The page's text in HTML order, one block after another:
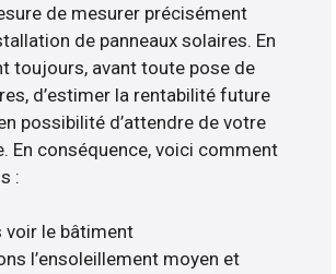
de mesurer précisément
de panneaux solaires. En
toujours, avant toute pose de
d’estimer la rentabilité future
possibilité d’attendre de votre
En conséquence, voici comment
:
voir le bâtiment
l’ensoleillement moyen et